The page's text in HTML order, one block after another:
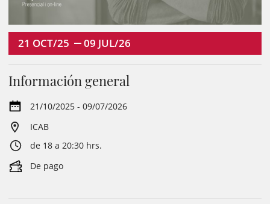
21 OCT/25 09 JUL/26
Información general
21/10/2025 - 09/07/2026
ICAB
de 18 a 20:30 hrs.
De pago